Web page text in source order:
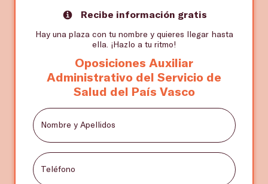
Recibe información gratis
Hay una plaza con tu nombre y quieres llegar hasta
ella. ¡Hazlo a tu ritmo!
Oposiciones Auxiliar
Administrativo del Servicio de
Salud del País Vasco
Nombre y Apellidos
Teléfono